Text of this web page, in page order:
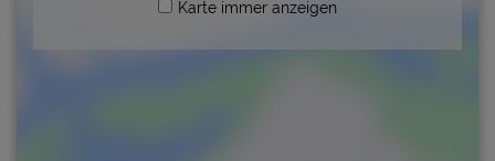
Karte immer anzeigen